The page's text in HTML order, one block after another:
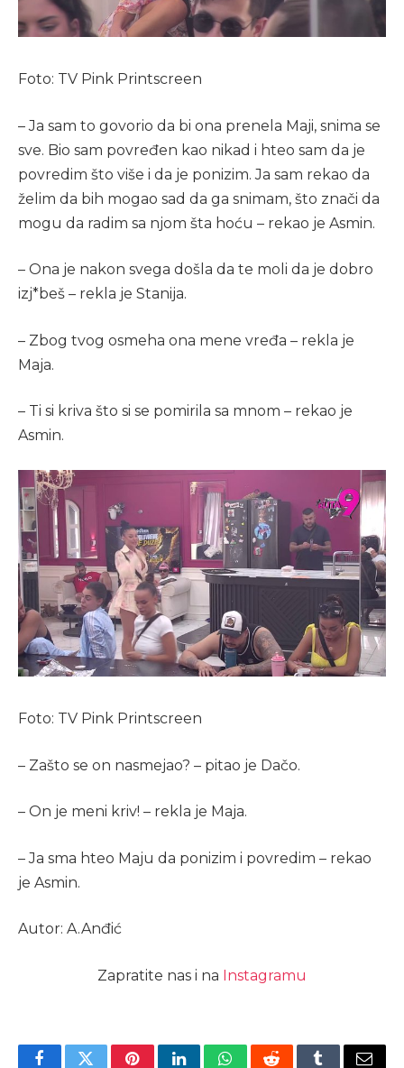
Foto: TV Pink Printscreen
– Ja sam to govorio da bi ona prenela Maji, snima se
sve. Bio sam povređen kao nikad i hteo sam da je
povredim što više i da je ponizim. Ja sam rekao da
želim da bih mogao sad da ga snimam, što znači da
mogu da radim sa njom šta hoću – rekao je Asmin.
– Ona je nakon svega došla da te moli da je dobro
izj*beš – rekla je Stanija.
– Zbog tvog osmeha ona mene vređa – rekla je
Maja.
– Ti si kriva što si se pomirila sa mnom – rekao je
Asmin.
Foto: TV Pink Printscreen
– Zašto se on nasmejao? – pitao je Dačo.
– On je meni kriv! – rekla je Maja.
– Ja sma hteo Maju da ponizim i povredim – rekao
je Asmin.
Autor: A.Anđić
Zapratite nas i na Instagramu